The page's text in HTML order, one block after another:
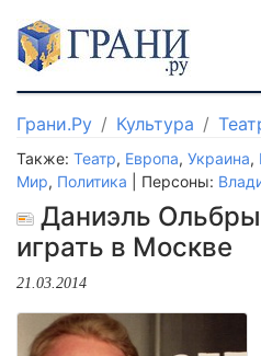
Грани.Ру Культура
Также: Театр, Европа, Украина,
Мир, Политика | Персоны:
Даниэль
играть в Москве
21.03.2014